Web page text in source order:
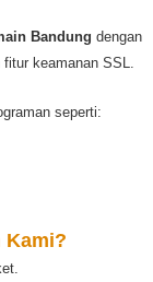
Bandung dengan
keamanan SSL.
seperti:
Kami?